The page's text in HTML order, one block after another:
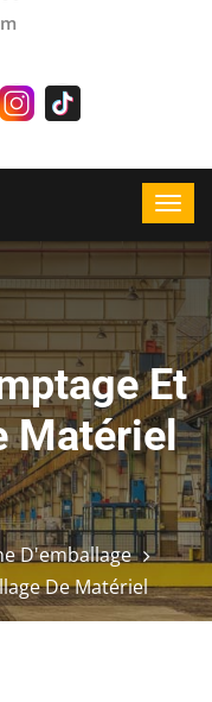
Et
Matériel
D'emballage
De Matériel